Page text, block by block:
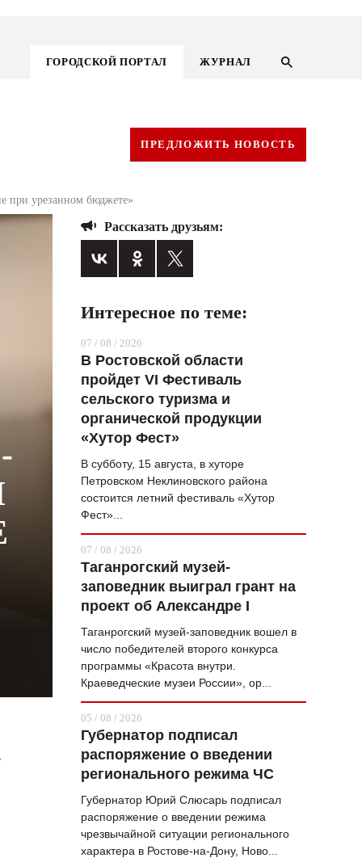
ГОРОДСКОЙ ПОРТАЛ ЖУРНАЛ
ГОРОДСКОЙ ПОРТАЛ
ВОПРОС НЕДЕЛИ
СТИЛЬ ЖИЗНИ
ХАЙП
ЧЕЛОВЕК ОСОБЕННЫЙ
КУЛЬТ ЕДЫ
АФИША
ЖУРНАЛ
ПРЕДЛОЖИТЬ НОВОСТЬ
при урезанном бюджете»
Рассказать друзьям:
Интересное по теме:
07 / 08 / 2026
В Ростовской области
пройдет VI Фестиваль
сельского туризма и
органической продукции
«Хутор Фест»
В субботу, 15 августа, в хуторе
Петровском Неклиновского района
состоится летний фестиваль «Хутор
Фест»...
07 / 08 / 2026
Таганрогский музей-
заповедник выиграл грант на
проект об Александре I
Таганрогский музей-заповедник вошел в
число победителей второго конкурса
программы «Красота внутри.
Краеведческие музеи России», ор...
05 / 08 / 2026
Губернатор подписал
распоряжение о введении
регионального режима ЧС
Губернатор Юрий Слюсарь подписал
распоряжение о введении режима
чрезвычайной ситуации регионального
характера в Ростове-на-Дону, Ново...